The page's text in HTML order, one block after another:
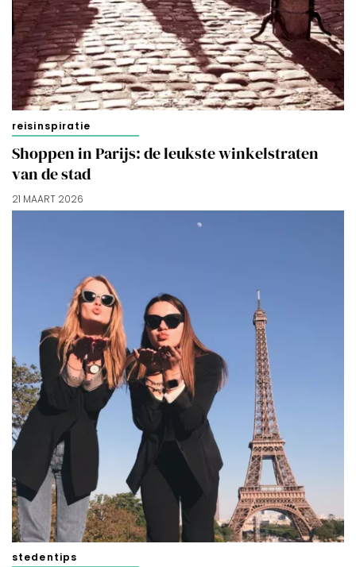
doorgaan’ dan ga je akkoord met het gebruik van alle
cookies zoals omschreven in onzeCookieverklaring.
Merci!
reisinspiratie
Shoppen in Parijs: de leukste winkelstraten
van de stad
21 MAART 2026
stedentips